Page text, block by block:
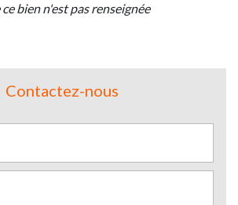
bien n'est pas renseignée
Contactez-nous